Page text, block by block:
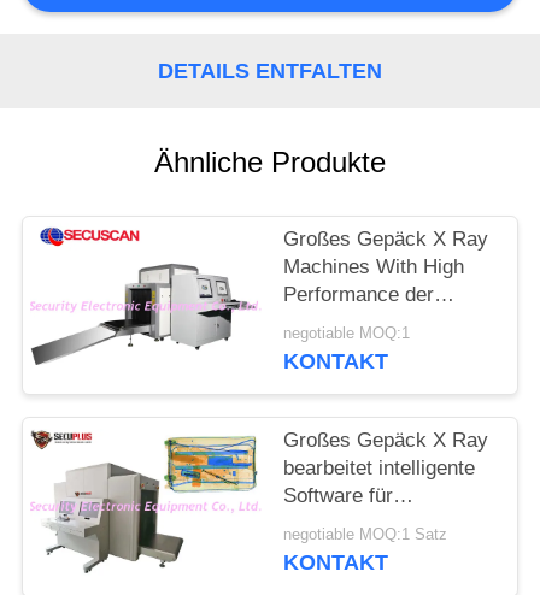
FORDERN
PRIVACY
POLICY
DETAILS ENTFALTEN
Ähnliche Produkte
Großes Gepäck X Ray
Machines With High
Performance der
Tunnel-Größen-
AT10080
negotiable MOQ:1
KONTAKT
Großes Gepäck X Ray
bearbeitet intelligente
Software für
Internatsschüler-
starker Verkehr-Plätze
negotiable MOQ:1 Satz
KONTAKT